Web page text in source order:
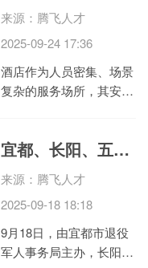
办、誉腾（宜昌）职业培
训学校承办的2025年新...
来源：腾飞人才
2025-09-24 17:36
酒店作为人员密集、场景
复杂的服务场所，其安全
老化、燃气泄漏等硬件风
范、应急响应不及时等管
理漏洞。武汉融通中南花
园酒店作为区域标杆酒
店，...
宜都、长阳、五峰、猇亭2025年秋季退役士兵适应性培训圆满结束！
来源：腾飞人才
2025-09-18 18:18
9月18日，由宜都市退役
军人事务局主办，长阳土